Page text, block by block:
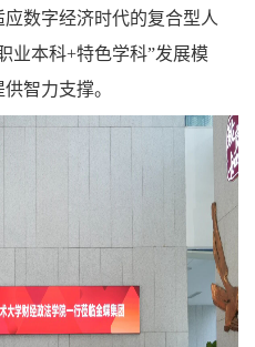
数字经济时代的复合型人
业本科+特色学科”发展模
智力支撑。